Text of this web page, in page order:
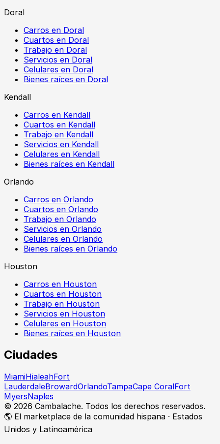
Doral
Carros en Doral
Cuartos en Doral
Trabajo en Doral
Servicios en Doral
Celulares en Doral
Bienes raíces en Doral
Kendall
Carros en Kendall
Cuartos en Kendall
Trabajo en Kendall
Servicios en Kendall
Celulares en Kendall
Bienes raíces en Kendall
Orlando
Carros en Orlando
Cuartos en Orlando
Trabajo en Orlando
Servicios en Orlando
Celulares en Orlando
Bienes raíces en Orlando
Houston
Carros en Houston
Cuartos en Houston
Trabajo en Houston
Servicios en Houston
Celulares en Houston
Bienes raíces en Houston
Ciudades
MiamiHialeahFort
LauderdaleBrowardOrlandoTampaCape CoralFort
MyersNaples
© 2026 Cambalache. Todos los derechos reservados.
🌎 El marketplace de la comunidad hispana · Estados
Unidos y Latinoamérica